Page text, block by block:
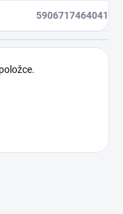
5906717464041